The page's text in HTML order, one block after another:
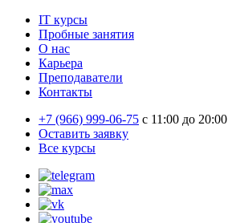
IT курсы
Пробные занятия
О нас
Карьера
Преподаватели
Контакты
+7 (966) 999-06-75 c 11:00 до 20:00
Оставить заявку
Все курсы